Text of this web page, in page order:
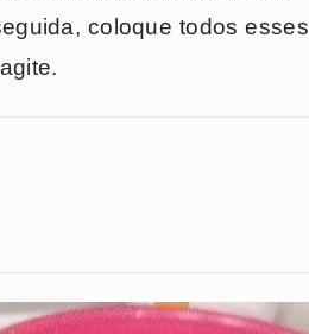
coloque todos esses